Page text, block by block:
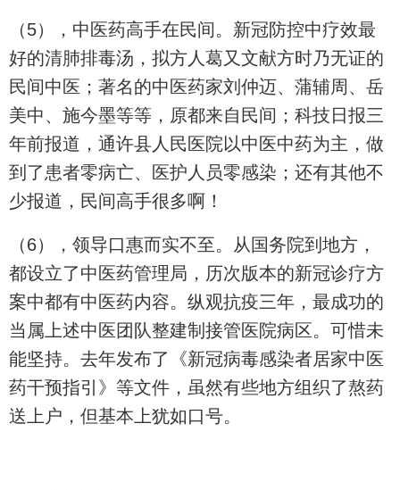
（5），中医药高手在民间。新冠防控中疗效最
好的清肺排毒汤，拟方人葛又文献方时乃无证的
民间中医；著名的中医药家刘仲迈、蒲辅周、岳
美中、施今墨等等，原都来自民间；科技日报三
年前报道，通许县人民医院以中医中药为主，做
到了患者零病亡、医护人员零感染；还有其他不
少报道，民间高手很多啊！
（6），领导口惠而实不至。从国务院到地方，
都设立了中医药管理局，历次版本的新冠诊疗方
案中都有中医药内容。纵观抗疫三年，最成功的
当属上述中医团队整建制接管医院病区。可惜未
能坚持。去年发布了《新冠病毒感染者居家中医
药干预指引》等文件，虽然有些地方组织了熬药
送上户，但基本上犹如口号。